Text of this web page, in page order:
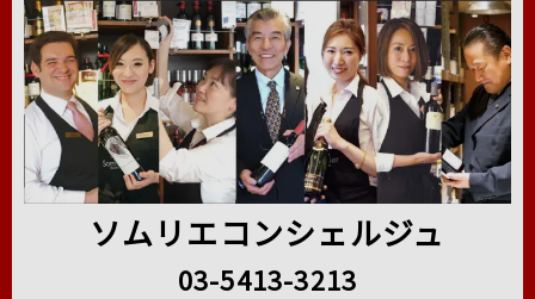
ソムリエコンシェルジュ
03-5413-3213